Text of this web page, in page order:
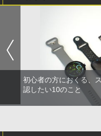
初心者の方におくる、
認したい10のこと